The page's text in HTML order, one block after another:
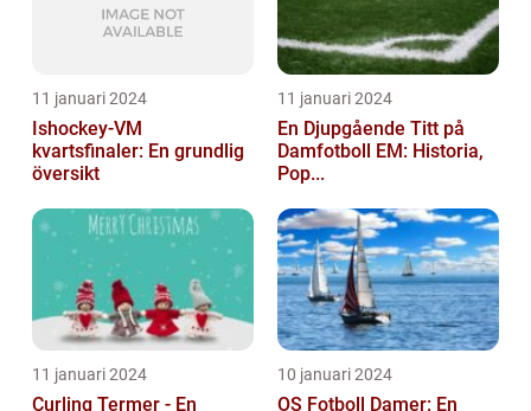
11 januari 2024
Ishockey-VM
kvartsfinaler: En grundlig
översikt
11 januari 2024
En Djupgående Titt på
Damfotboll EM: Historia,
Pop...
11 januari 2024
Curling Termer - En
10 januari 2024
OS Fotboll Damer: En